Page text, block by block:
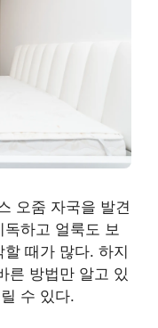
오줌 자국을 발견
하고 얼룩도 보
때가 많다. 하지
른 방법만 알고 있
수 있다.